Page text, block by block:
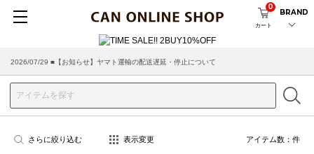
カート
0
BRAND
2026/07/29 ■【お知らせ】ヤマト運輸の配送遅延・停止について
2026/03/18 ■店舗受け取りサービスのご案内
さらに絞り込む 表示変更 アイテム数： 件